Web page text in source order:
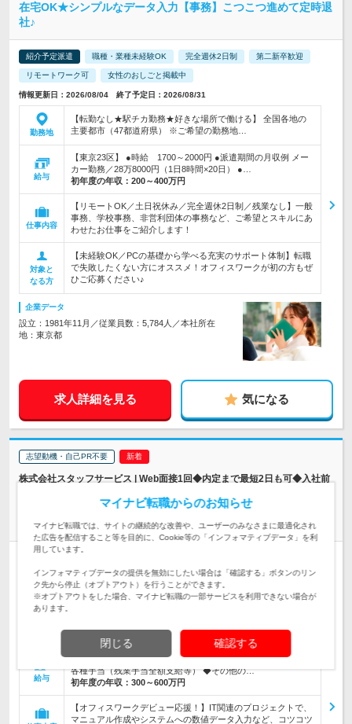
在宅OK★シンプルなデータ入力【事務】こつこつ進めて定時退
社♪
紹介予定派遣 職種・業種未経験OK 完全週休2日制 第二新卒歓迎
リモートワーク可 女性のおしごと掲載中
情報更新日：2026/08/04 終了予定日：2026/08/31
勤務地
【転勤なし★駅チカ勤務★好きな場所で働ける】 全国各地の
主要都市（47都道府県） ※ご希望の勤務地…
給与
【東京23区】 ●時給 1700～2000円 ●派遣期間の月収例 メー
カー勤務／28万8000円（1日8時間×20日） ●…
初年度の年収： 200～400万円
仕事内容
【リモートOK／土日祝休み／完全週休2日制／残業なし】一般
事務、学校事務、非営利団体の事務など、ご希望とスキルにあ
わせたお仕事をご紹介します！
対象と
なる方
【未経験OK／PCの基礎から学べる充実のサポート体制】転職
で失敗したくない方にオススメ！オフィスワークが初の方もぜ
ひご応募ください♪
企業データ
設立：1981年11月／従業員数：5,784人／本社所在
地：東京都
求人詳細を見る 気になる
志望動機・自己PR不要
株式会社スタッフサービス | Web面接1回◆内定まで最短2日も可◆入社前
在宅勤務案件あり【事務】残業月平均8時間★未経験OK★年休
125日
第二新卒歓迎 リモートワーク可 女性のおしごと掲載中
情報更新日：2026/08/04 終了予定日：2026/09/07
先(★テレワーク実績あり) ★面接地エリ…
給与
◆東京・神奈川・千葉・埼玉勤務:月給24万5,000円～55万円＋
各種手当（残業手当全額支給等） ◆その他の…
初年度の年収： 300～600万円
【オフィスワークデビュー応援！】IT関連のプロジェクトで、
マニュアル作成やシステムへの数値データ入力など、コツコツ
マイナビ転職からのお知らせ
マイナビ転職では、サイトの継続的な改善や、ユーザーのみなさまに最適化され
た広告を配信すること等を目的に、Cookie等の「インフォマティブデータ」を利
用しています。
インフォマティブデータの提供を無効にしたい場合は「確認する」ボタンのリン
ク先から停止（オプトアウト）を行うことができます。
※オプトアウトをした場合、マイナビ転職の一部サービスを利用できない場合が
あります。
閉じる 確認する